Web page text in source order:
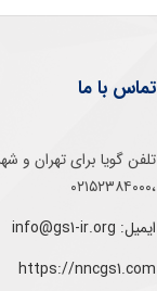
تماس با ما
،۰۲۱۵۲۳۸۴۰۰۰
ایمیل: info@gs1-ir.org
https://nncgs1.com